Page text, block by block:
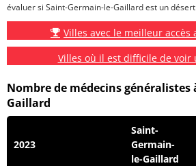
évaluer si Saint-Germain-le-Gaillard est un
Villes avec le meilleur accès
Villes où il est difficile de voir
Nombre de médecins généralistes
Gaillard
2023
Saint-
Germain-
le-Gaillard